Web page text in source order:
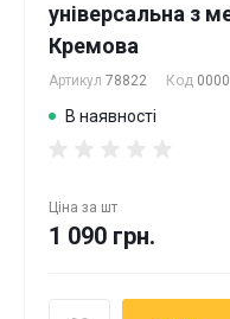
універсальна з
Кремова
Артикул 78822 Код
В наявності
Ціна за шт
1 090 грн.